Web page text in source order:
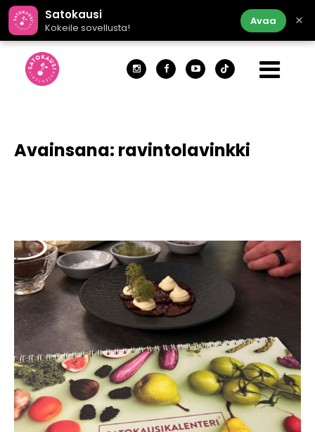
Satokausi
Kokeile sovellusta!
Avaa ×
Avainsana: ravintolavinkki